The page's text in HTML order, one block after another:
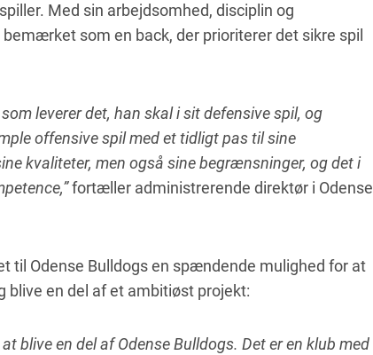
Med sin arbejdsomhed, disciplin og
som en back, der prioriterer det sikre spil
leverer det, han skal i sit defensive spil, og
offensive spil med et tidligt pas til sine
kvaliteter, men også sine begrænsninger, og det i
fortæller administrerende direktør i Odense
til Odense Bulldogs en spændende mulighed for at
en del af et ambitiøst projekt:
blive en del af Odense Bulldogs. Det er en klub med